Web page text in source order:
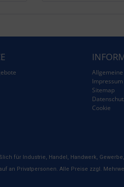
Impressum
Sitemap
Cookie
für Industrie, Handel, Handwerk,
an Privatpersonen. Alle Preise zzgl.